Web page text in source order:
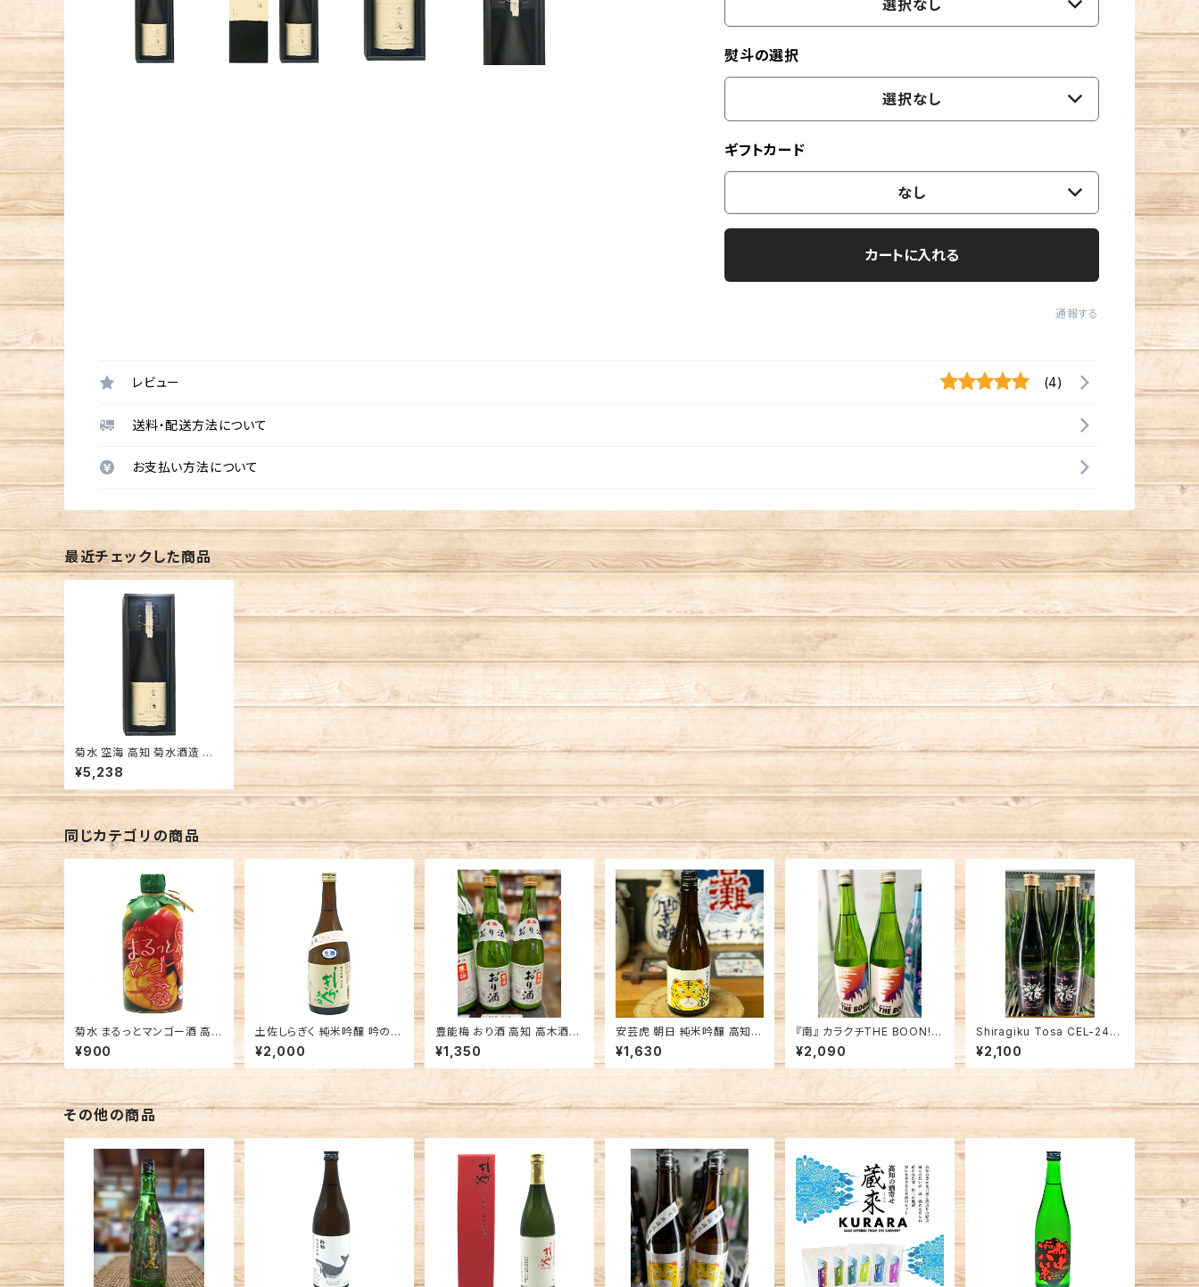
選択なし
熨斗の選択
選択なし
ギフトカード
なし
カートに入れる
通報する
レビュー (4)
送料・配送方法について
お支払い方法について
最近チェックした商品
菊水 空海 高知 菊水酒造 焼
酎 室戸海洋深層水
¥5,238
同じカテゴリの商品
菊水 まるっとマンゴー酒 高知
菊水酒造 リキュール
¥900
土佐しらぎく 純米吟醸 吟の夢
生酒 薄氷 高知 仙頭酒造場
日本酒
¥2,000
豊能梅 おり酒 高知 高木酒造
日本酒
¥1,350
安芸虎 朝日 純米吟醸 高知
日本酒 飲みやすい かわいい
ラベル
¥1,630
『南』 カラクチTHE BOON!
純米無濾過生原酒 高知 南酒
造 日本酒
¥2,090
Shiragiku Tosa CEL-24
土佐しらぎく 日本酒 高知の地
酒
¥2,100
その他の商品